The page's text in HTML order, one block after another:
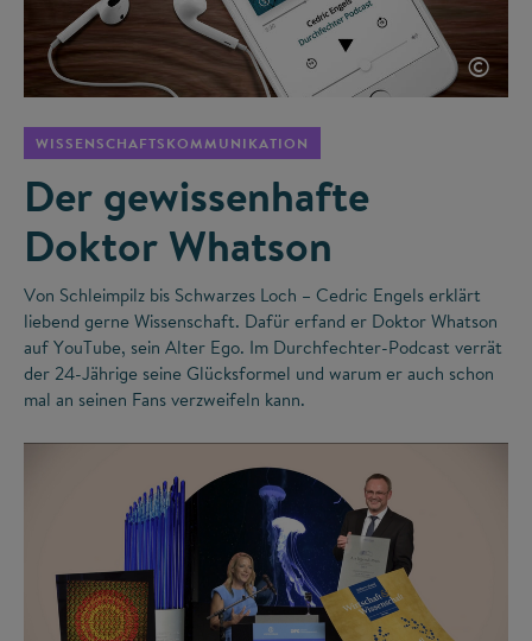
©
WISSENSCHAFTSKOMMUNIKATION
Der gewissenhafte
Doktor Whatson
Von Schleimpilz bis Schwarzes Loch – Cedric Engels erklärt
liebend gerne Wissenschaft. Dafür erfand er Doktor Whatson
auf YouTube, sein Alter Ego. Im Durchfechter-Podcast verrät
der 24-Jährige seine Glücksformel und warum er auch schon
mal an seinen Fans verzweifeln kann.